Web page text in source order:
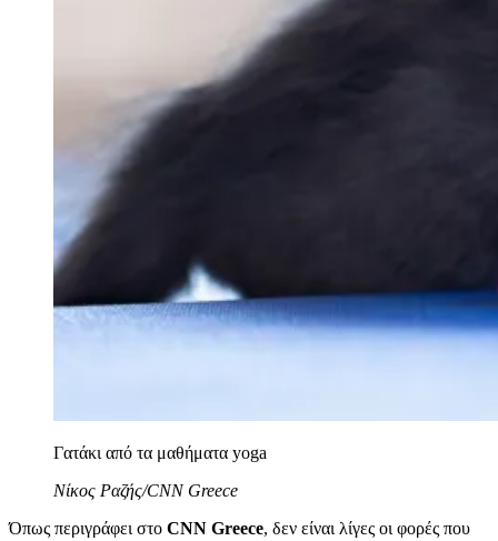
Γατάκι από τα μαθήματα yoga
Νίκος Ραζής/CNN Greece
Όπως περιγράφει στο CNN Greece, δεν είναι λίγες οι φορές που